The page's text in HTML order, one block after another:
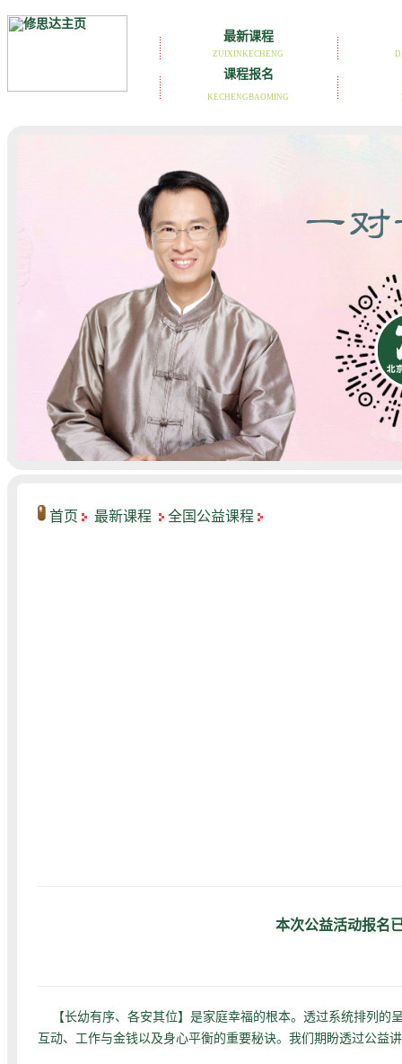
首页 最新课程 全国公益课程
本次公益活动报名
【长幼有序、各安其位】是家庭幸福的根本。透过系统排列的
互动、工作与金钱以及身心平衡的重要秘诀。我们期盼透过公益